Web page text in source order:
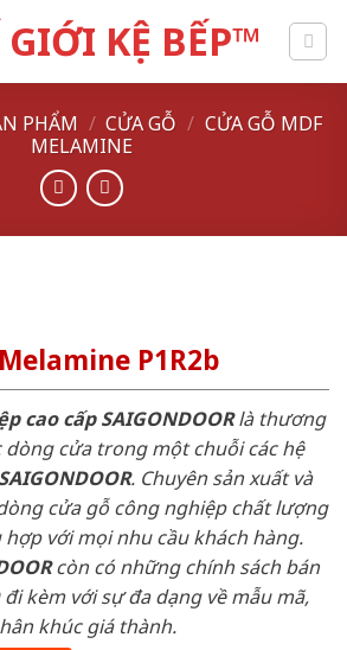
PHẨM / CỬA GỖ / CỬA GỖ MDF
MELAMINE
P1R2b
cao cấp SAIGONDOORlà thương
dòng cửa trong một chuỗi các hệ
SAIGONDOOR. Chuyên sản xuất và
cửa gỗ công nghiệp chất lượng
với mọi nhu cầu khách hàng.
còn có những chính sách bán
đi kèm với sự đa dạng về mẫu mã,
khúc giá thành.